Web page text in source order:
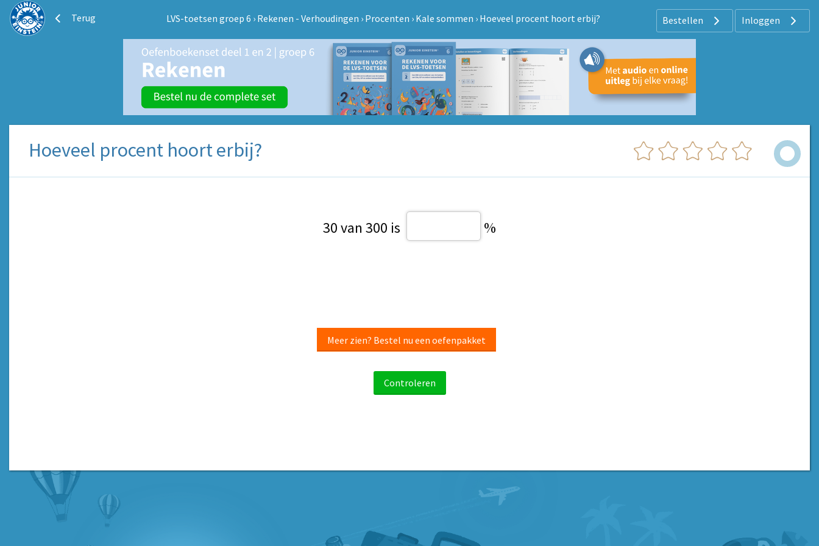
Terug LVS-toetsen groep 6 › Rekenen - Verhoudingen › Procenten › Kale sommen › Hoeveel procent hoort erbij? Bestellen Inloggen
Hoeveel procent hoort erbij?
30 van 300 is %
Meer zien? Bestel nu een oefenpakket